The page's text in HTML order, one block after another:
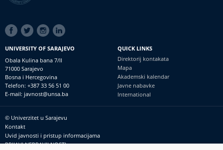
SOCIAL
LINKS
UNIVERSITY OF SARAJEVO
Obala Kulina bana 7/II
71000 Sarajevo
Bosna i Hercegovina
Telefon: +387 33 56 51 00
E-mail: javnost@unsa.ba
QUICK LINKS
Direktorij kontakata
Mapa
Akademski kalendar
Javne nabavke
International
Footer
meni
© Univerzitet u Sarajevu
Kontakt
Uvid javnosti i pristup informacijama
PRIJAVI NEPRAVILNOSTI